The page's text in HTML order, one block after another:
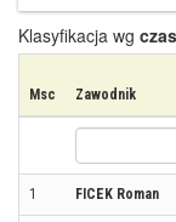
Klasyfikacja wg
Msc Zawodnik
1 FICEK Roman